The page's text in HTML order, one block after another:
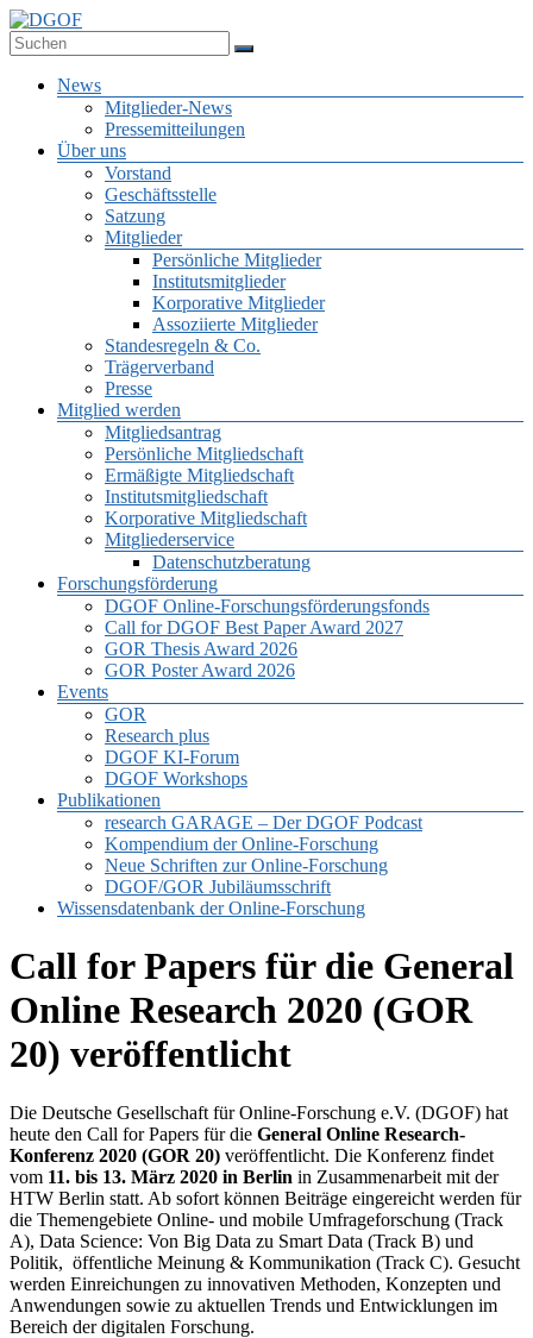
Zum
Inhalt
springen
Deutsche Gesellschaft für Online-Forschung e.V.
Menü
News
Mitglieder-News
Pressemitteilungen
Über uns
Vorstand
Geschäftsstelle
Satzung
Mitglieder
Persönliche Mitglieder
Institutsmitglieder
Korporative Mitglieder
Assoziierte Mitglieder
Standesregeln & Co.
Trägerverband
Presse
Mitglied werden
Mitgliedsantrag
Persönliche Mitgliedschaft
Ermäßigte Mitgliedschaft
Institutsmitgliedschaft
Korporative Mitgliedschaft
Mitgliederservice
Datenschutzberatung
Forschungsförderung
DGOF Online-Forschungsförderungsfonds
Call for DGOF Best Paper Award 2027
GOR Thesis Award 2026
GOR Poster Award 2026
Events
GOR
Research plus
DGOF KI-Forum
DGOF Workshops
Publikationen
research GARAGE – Der DGOF Podcast
Kompendium der Online-Forschung
Neue Schriften zur Online-Forschung
DGOF/GOR Jubiläumsschrift
Wissensdatenbank der Online-Forschung
Call for Papers für die General
Online Research 2020 (GOR
20) veröffentlicht
Die Deutsche Gesellschaft für Online-Forschung e.V. (DGOF) hat
heute den Call for Papers für die General Online Research-
Konferenz 2020 (GOR 20) veröffentlicht. Die Konferenz findet
vom 11. bis 13. März 2020 in Berlin in Zusammenarbeit mit der
HTW Berlin statt. Ab sofort können Beiträge eingereicht werden für
die Themengebiete Online- und mobile Umfrageforschung (Track
A), Data Science: Von Big Data zu Smart Data (Track B) und
Politik, öffentliche Meinung & Kommunikation (Track C). Gesucht
werden Einreichungen zu innovativen Methoden, Konzepten und
Anwendungen sowie zu aktuellen Trends und Entwicklungen im
Bereich der digitalen Forschung.